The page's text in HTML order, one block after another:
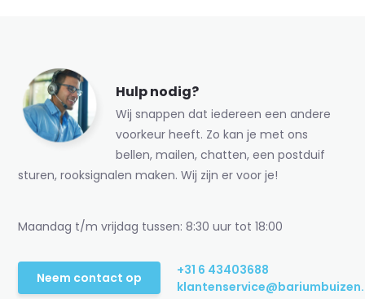
Hulp nodig?
Wij snappen dat iedereen een andere
voorkeur heeft. Zo kan je met ons
bellen, mailen, chatten, een postduif
sturen, rooksignalen maken. Wij zijn er voor je!
Maandag t/m vrijdag tussen: 8:30 uur tot 18:00
Neem contact op
+31 6 43403688